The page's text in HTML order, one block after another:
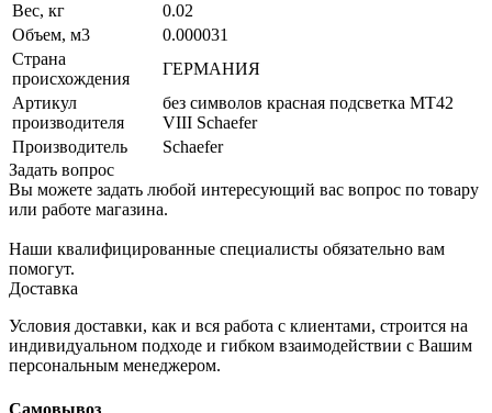
Вес, кг
0.02
Объем, м3
0.000031
Страна
происхождения
ГЕРМАНИЯ
Артикул
производителя
без символов красная подсветка MT42
VIII Schaefer
Производитель
Schaefer
Задать вопрос
Вы можете задать любой интересующий вас вопрос по товару
или работе магазина.
Наши квалифицированные специалисты обязательно вам
помогут.
Доставка
Условия доставки, как и вся работа с клиентами, строится на
индивидуальном подходе и гибком взаимодействии с Вашим
персональным менеджером.
Самовывоз